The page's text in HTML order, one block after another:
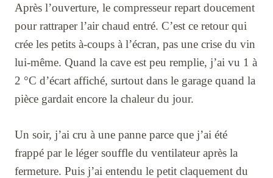
Après l’ouverture, le compresseur repart doucement
pour rattraper l’air chaud entré. C’est ce retour qui
crée les petits à-coups à l’écran, pas une crise du vin
lui-même. Quand la cave est peu remplie, j’ai vu 1 à
2 °C d’écart affiché, surtout dans le garage quand la
pièce gardait encore la chaleur du jour.
Un soir, j’ai cru à une panne parce que j’ai été
frappé par le léger souffle du ventilateur après la
fermeture. Puis j’ai entendu le petit claquement du